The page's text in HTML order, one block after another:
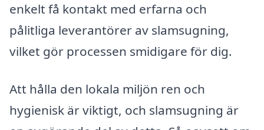
enkelt få kontakt med erfarna och
pålitliga leverantörer av slamsugning,
vilket gör processen smidigare för dig.
Att hålla den lokala miljön ren och
hygienisk är viktigt, och slamsugning är